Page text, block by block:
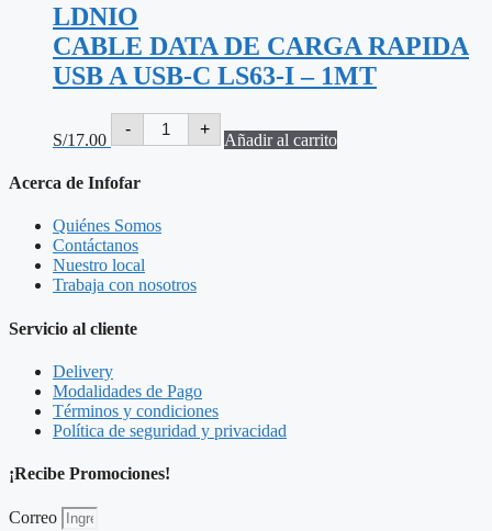
2
HUECOS
cantidad
LDNIO
CABLE DATA DE CARGA RAPIDA
USB A USB-C LS63-I – 1MT
S/17.00
-
LDNIO
CABLE
USB
USB-
C
LS63-
+
Añadir al carrito
Acerca de Infofar
Quiénes Somos
Contáctanos
Nuestro local
Trabaja con nosotros
Servicio al cliente
Delivery
Modalidades de Pago
Términos y condiciones
Política de seguridad y privacidad
¡Recibe Promociones!
Correo